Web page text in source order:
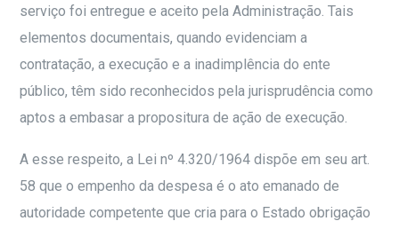
serviço foi entregue e aceito pela Administração. Tais
elementos documentais, quando evidenciam a
contratação, a execução e a inadimplência do ente
público, têm sido reconhecidos pela jurisprudência como
aptos a embasar a propositura de ação de execução.
A esse respeito, a Lei nº 4.320/1964 dispõe em seu art.
58 que o empenho da despesa é o ato emanado de
autoridade competente que cria para o Estado obrigação